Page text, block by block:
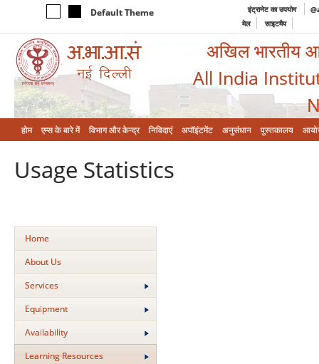
Default Theme इंट्रानेट का उपयोग
मेल
साइटमैप
अखिल भारतीय
All India
होम एम्‍स के बारे में विभाग और केन्‍द्र निविदाएं अपॉइंटमेंट अनुसंधान पुस्तकालय
Usage Statistics
Home
About Us
Services
Equipment
Availability
Learning Resources